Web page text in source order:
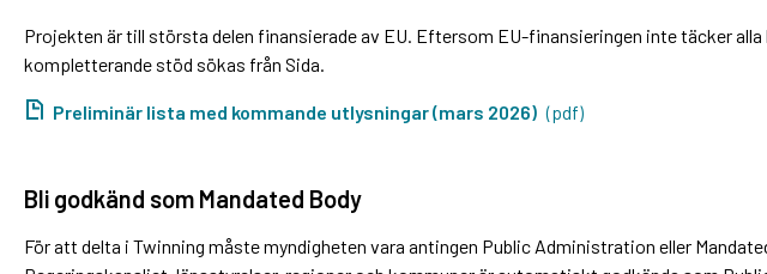
Projekten är till största delen finansierade av EU. Eftersom EU-finansieringen inte täcker alla
kompletterande stöd sökas från Sida.
Preliminär lista med kommande utlysningar (mars 2026) (pdf)
Bli godkänd som Mandated Body
För att delta i Twinning måste myndigheten vara antingen Public Administration eller